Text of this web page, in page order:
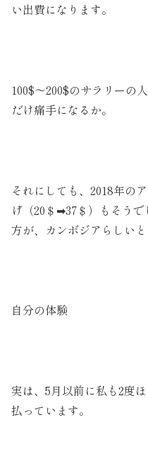
い出費になります。
100$～200$のサラリーの
だけ痛手になるか。
それにしても、2018年の
げ（20＄➡37＄）もそう
方が、カンボジアらしいと
自分の体験
実は、5月以前に私も2度
払っています。